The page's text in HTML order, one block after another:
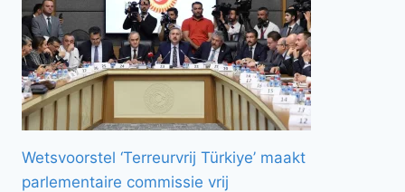
Wetsvoorstel ‘Terreurvrij Türkiye’ maakt
parlementaire commissie vrij